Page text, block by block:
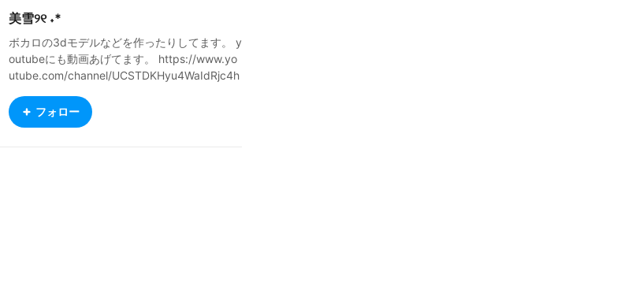
美雪୨୧ ˖*
ボカロの3dモデルなどを作ったりしてます。 y
outubeにも動画あげてます。 https://www.yo
utube.com/channel/UCSTDKHyu4WaIdRjc4h
フォロー